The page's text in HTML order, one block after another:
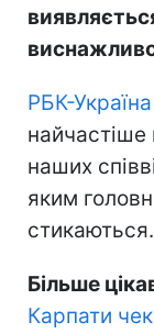
РБК-Україна
наших
яким
стикаються.
Більше
Карпати